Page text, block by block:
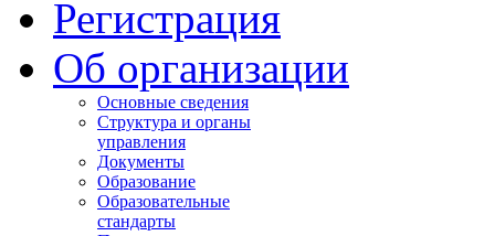
Регистрация
Об организации
Основные сведения
Структура и органы
управления
Документы
Образование
Образовательные
стандарты